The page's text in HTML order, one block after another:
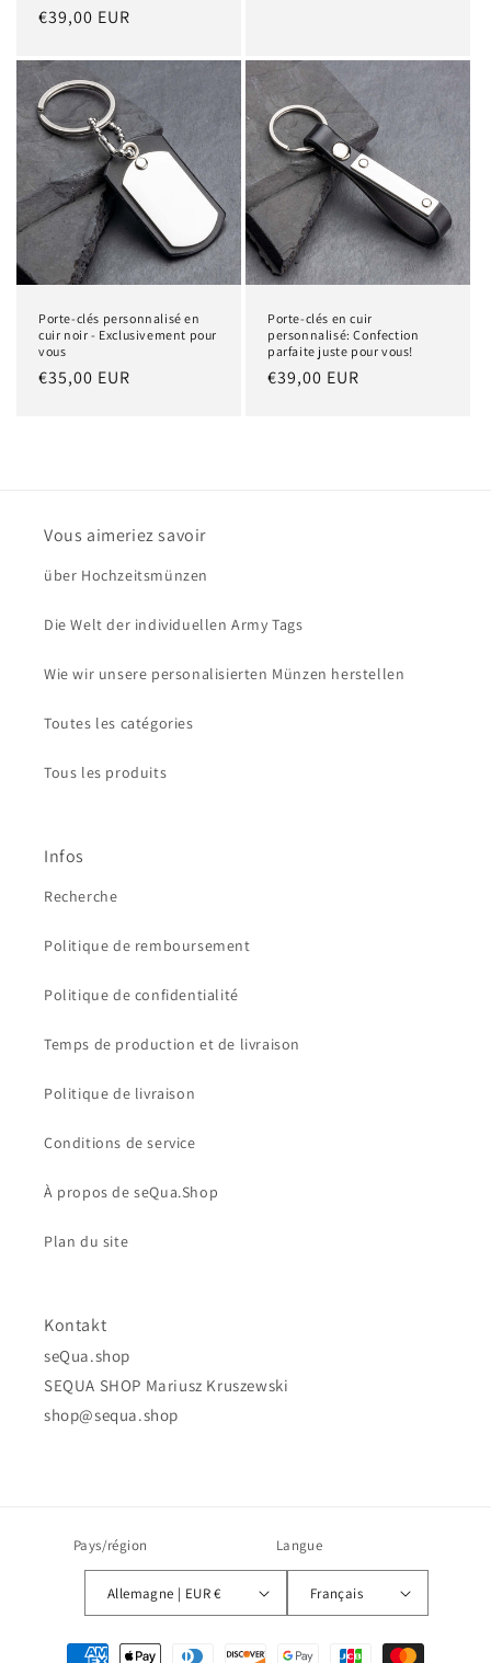
Prix
€39,00 EUR
Porte-clés personnalisé en
cuir noir - Exclusivement pour
vous
Prix
€35,00 EUR
Porte-clés en cuir
personnalisé: Confection
parfaite juste pour vous!
Prix
€39,00 EUR
Vous aimeriez savoir
über Hochzeitsmünzen
Die Welt der individuellen Army Tags
Wie wir unsere personalisierten Münzen herstellen
Toutes les catégories
Tous les produits
Infos
Recherche
Politique de remboursement
Politique de confidentialité
Temps de production et de livraison
Politique de livraison
Conditions de service
À propos de seQua.Shop
Plan du site
Kontakt
seQua.shop
SEQUA SHOP Mariusz Kruszewski
shop@sequa.shop
Pays/région
Allemagne | EUR €
Langue
Français
Moyens